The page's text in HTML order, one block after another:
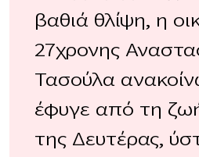
βαθιά θλίψη, η
27χρονης
Τασούλα
έφυγε από τη
της Δευτέρας,